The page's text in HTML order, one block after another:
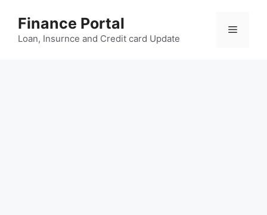
content
Finance Portal
Loan, Insurnce and Credit card Update
Menu